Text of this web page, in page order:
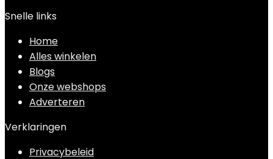
Snelle links
Home
Alles winkelen
Blogs
Onze webshops
Adverteren
Verklaringen
Privacybeleid